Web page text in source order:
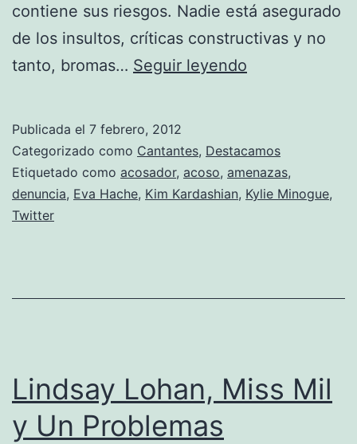
contiene sus riesgos. Nadie está asegurado
de los insultos, críticas constructivas y no
tanto, bromas… Seguir leyendo
en
Twitter
Publicada el 7 febrero, 2012
Categorizado como Cantantes, Destacamos
Etiquetado como acosador, acoso, amenazas,
denuncia, Eva Hache, Kim Kardashian, Kylie Minogue,
Twitter
Lindsay Lohan, Miss Mil
y Un Problemas